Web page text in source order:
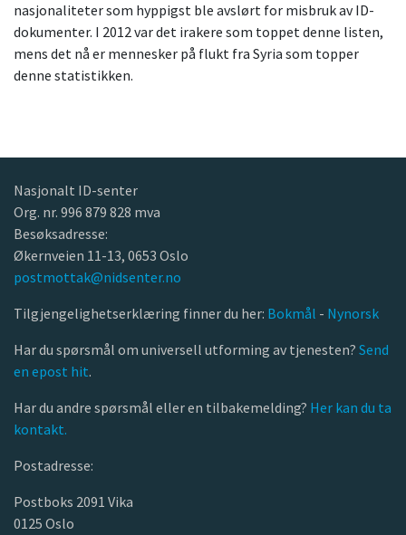
nasjonaliteter som hyppigst ble avslørt for misbruk av ID-
dokumenter. I 2012 var det irakere som toppet denne listen,
mens det nå er mennesker på flukt fra Syria som topper
denne statistikken.
Nasjonalt ID-senter
Org. nr. 996 879 828 mva
Besøksadresse:
Økernveien 11-13, 0653 Oslo
postmottak@nidsenter.no
Tilgjengelighetserklæring finner du her: Bokmål - Nynorsk
Har du spørsmål om universell utforming av tjenesten? Send
en epost hit.
Har du andre spørsmål eller en tilbakemelding? Her kan du ta
kontakt.
Postadresse:
Postboks 2091 Vika
0125 Oslo